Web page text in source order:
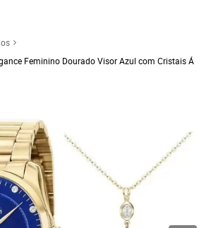
Feminino Dourado Visor Azul com Cristais Á